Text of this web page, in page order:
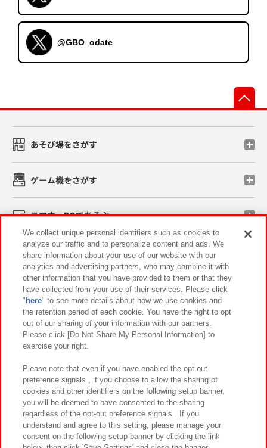
@GBO_odate
あそび場をさがす
ゲーム機をさがす
スマホ・PCであそぶ
イベント・キャンペーン
関連会社 サステナビリティ サイトポリシー
プライバシーポリシー ウェブアクセシビリティ方針と検証結果
お取引先さまとともに
カスタマーハラスメント対応方針 よくあるご質問・お問い合わせ
We collect unique personal identifiers such as cookies to
analyze our traffic and to personalize content and ads. We
share information about your use of our website with our
analytics and advertising partners, who may combine it with
other information that you have provided to them or that they
have collected from your use of their services. Please click
" here" to see more details about how we use cookies and
the retention period of each cookie. You have the right to opt
out of our sharing of your information with our partners.
Please click [Do Not Share My Personal Information] to
exercise your right.
Please note that even if you have enabled the opt-out
preference signals , if you choose to allow the sharing of
cookies and other identifiers on the following setup banner,
you will be deemed to have consented to the sharing
regardless of the opt-out preference signals . If you
understand and agree to this setting, please manage your
consent on the following setup banner by clicking the link